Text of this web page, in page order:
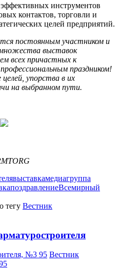
инструментов
контактов, торговли и
целей предприятий.
постоянным участником и
выставок
всех причастных к
праздником!
упорства в их
на выбранном пути.
выставкамедиагруппа
поздравлениеВсемирный
тегу Вестник
Вестник